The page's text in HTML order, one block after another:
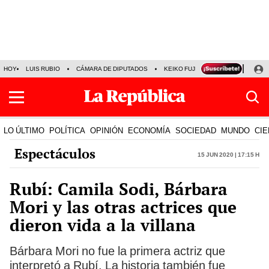
HOY LUIS RUBIO CÁMARA DE DIPUTADOS KEIKO FUJIMORI LA BELLA
LO ÚLTIMO POLÍTICA OPINIÓN ECONOMÍA SOCIEDAD MUNDO
Espectáculos 15 Jun 2020 | 17:15 h
Rubí: Camila Sodi, Bárbara
Mori y las otras actrices que
dieron vida a la villana
Bárbara Mori no fue la primera actriz que
interpretó a Rubí. La historia también fue